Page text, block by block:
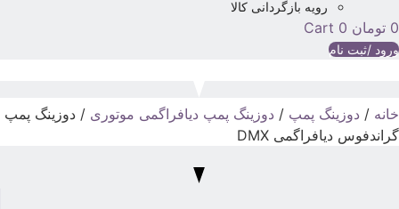
رویه بازگردانی کالا
0 تومان 0
Cart
ورود /ثبت نام
خانه / دوزینگ پمپ / دوزینگ پمپ دیافراگمی موتوری / دوزینگ پمپ
گراندفوس دیافراگمی DMX